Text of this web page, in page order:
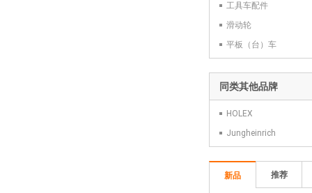
工具车配件
滑动轮
平板（台）车
同类其他品牌
HOLEX
Jungheinrich
新品 推荐